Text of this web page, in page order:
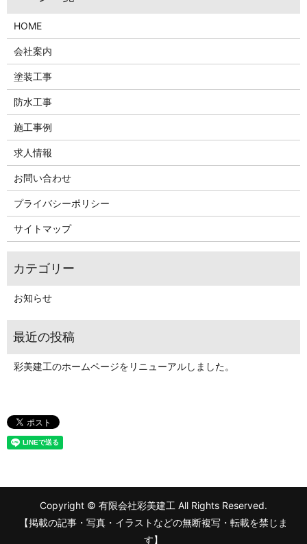
HOME
会社案内
塗装工事
防水工事
施工事例
求人情報
お問い合わせ
プライバシーポリシー
サイトマップ
お知らせ
彩美建工のホームページをリニューアルしました。
Copyright © 有限会社彩美建工 All Rights Reserved.
【掲載の記事・写真・イラストなどの無断複写・転載を禁じま
す】